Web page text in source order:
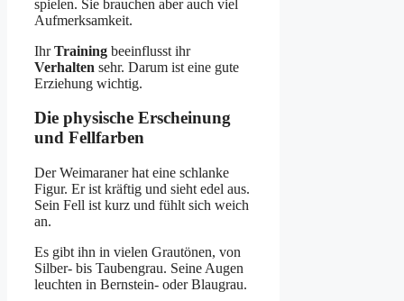
spielen. Sie brauchen aber auch viel
Aufmerksamkeit.
IhrTraining beeinflusst ihr
Verhalten sehr. Darum ist eine gute
Erziehung wichtig.
Die physische Erscheinung
und Fellfarben
Der Weimaraner hat eine schlanke
Figur. Er ist kräftig und sieht edel aus.
Sein Fell ist kurz und fühlt sich weich
an.
Es gibt ihn in vielen Grautönen, von
Silber- bis Taubengrau. Seine Augen
leuchten in Bernstein- oder Blaugrau.